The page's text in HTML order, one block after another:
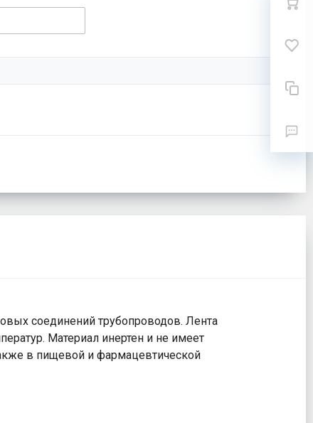
соединений трубопроводов. Лента
Материал инертен и не имеет
в пищевой и фармацевтической